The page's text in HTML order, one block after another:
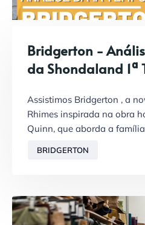
Bridgerton -
da Shondaland 1ª
Assistimos Bridgerton , a
Rhimes inspirada na obra
Quinn, que aborda a
BRIDGERTON